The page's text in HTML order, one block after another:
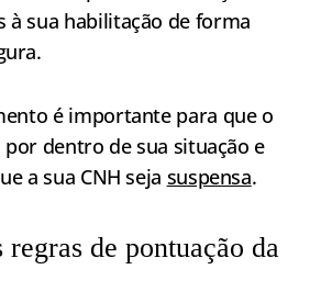
à sua habilitação de forma
é importante para que o
dentro de sua situação e
a sua CNH seja suspensa.
regras de pontuação da